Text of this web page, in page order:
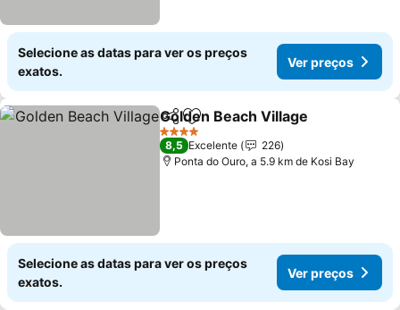
Selecione as datas para ver os preços
exatos.
Ver preços
PartilharAdicionar aos favoritos
Golden Beach Village
4 Estrelas
8,5 Excelente
226
Ponta do Ouro, a 5.9 km de Kosi Bay
Selecione as datas para ver os preços
exatos.
Ver preços